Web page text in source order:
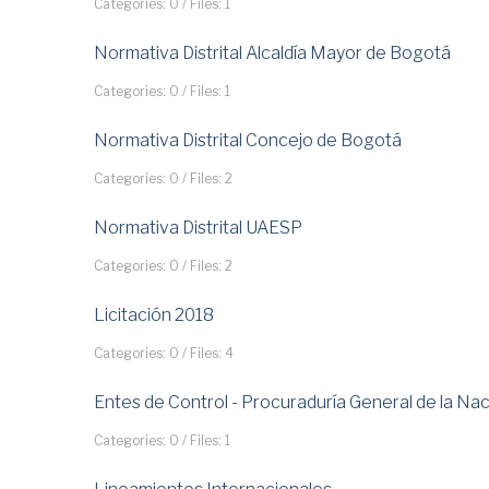
Categories: 0 / Files: 1
Normativa Distrital Alcaldía Mayor de Bogotá
Categories: 0 / Files: 1
Normativa Distrital Concejo de Bogotá
Categories: 0 / Files: 2
Normativa Distrital UAESP
Categories: 0 / Files: 2
Licitación 2018
Categories: 0 / Files: 4
Entes de Control - Procuraduría General de la
Categories: 0 / Files: 1